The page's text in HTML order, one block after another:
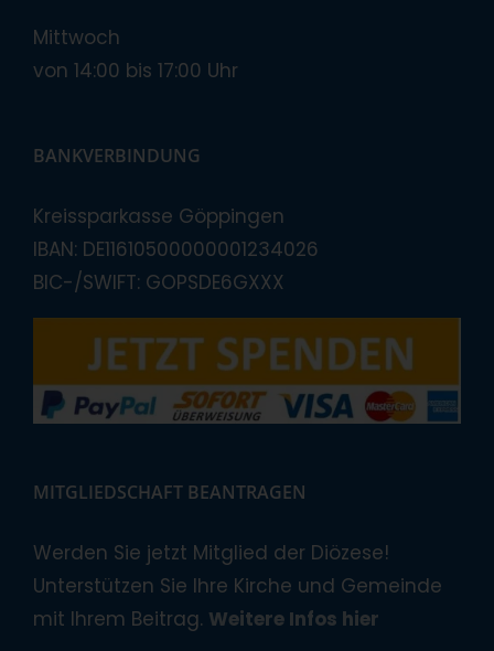
Mittwoch
von 14:00 bis 17:00 Uhr
BANKVERBINDUNG
Kreissparkasse Göppingen
IBAN: DE11610500000001234026
BIC-/SWIFT: GOPSDE6GXXX
MITGLIEDSCHAFT BEANTRAGEN
Werden Sie jetzt Mitglied der Diözese!
Unterstützen Sie Ihre Kirche und Gemeinde
mit Ihrem Beitrag. Weitere Infos hier